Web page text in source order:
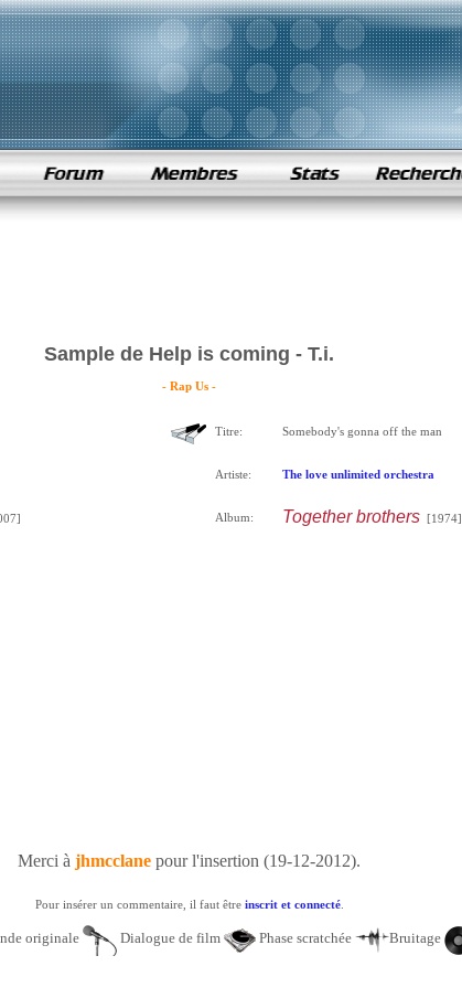
Sample de Help is coming - T.i.
- Rap Us -
Titre: Somebody's gonna off the man
Artiste: The love unlimited orchestra
Album: Together brothers[1974]
Merci à jhmcclane pour l'insertion (19-12-2012).
Pour insérer un commentaire, il faut être inscrit et connecté.
originale Dialogue de film Phase scratchée Bruitage